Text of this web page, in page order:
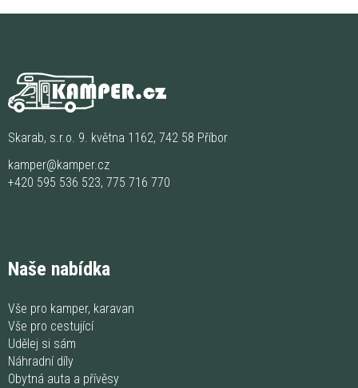
Skarab, s.r.o. 9. května 1162, 742 58 Příbor
kamper@kamper.cz
+420 595 536 523, 775 716 770
Naše nabídka
Vše pro kamper, karavan
Vše pro cestující
Udělej si sám
Náhradní díly
Obytná auta a přívěsy